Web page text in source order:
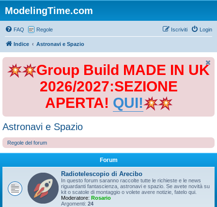
ModelingTime.com
FAQ Regole Login
Iscriviti
Indice Astronavi e Spazio
Group Build MADE IN UK
2026/2027:SEZIONE
APERTA! QUI!
Astronavi e Spazio
Regole del forum
Forum
Radiotelescopio di Arecibo
In questo forum saranno raccolte tutte le richieste e le news
riguardanti fantascienza, astronavi e spazio. Se avete novità su
kit o scatole di montaggio o volete avere notizie, fatelo qui.
Moderatore: Rosario
Argomenti: 24